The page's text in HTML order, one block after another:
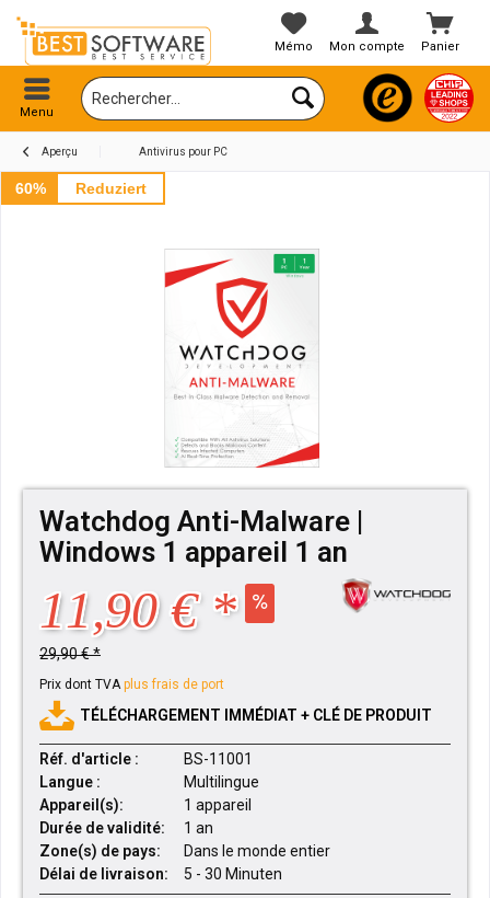
Panier
Mémo Mon compte
Menu
Aperçu Antivirus pour PC
60% Reduziert
Watchdog Anti-Malware |
Windows 1 appareil 1 an
11,90 € *
29,90 € *
Prix dont TVAplus frais de port
TÉLÉCHARGEMENT IMMÉDIAT + CLÉ DE PRODUIT
Réf. d'article :
BS-11001
Langue :
Multilingue
Appareil(s):
1 appareil
Durée de validité:
1 an
Zone(s) de pays:
Dans le monde entier
Délai de livraison:
5 - 30 Minuten